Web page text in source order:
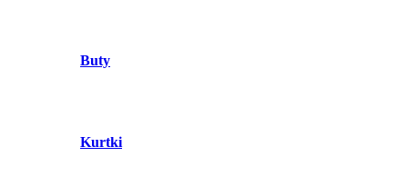
Buty
Kurtki